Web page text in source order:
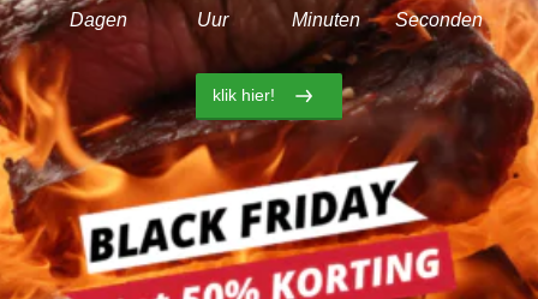
Dagen Uur Minuten Seconden
klik hier!